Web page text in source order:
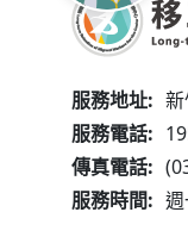
服務地址:
服務電話:
傳真電話:
服務時間: